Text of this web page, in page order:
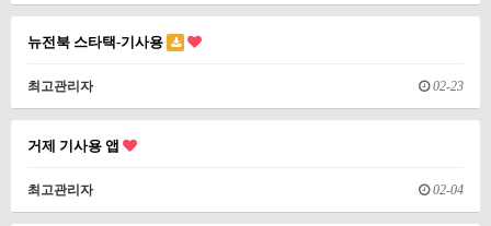
뉴전북 스타택-기사용
최고관리자 02-23
거제 기사용 앱
최고관리자 02-04